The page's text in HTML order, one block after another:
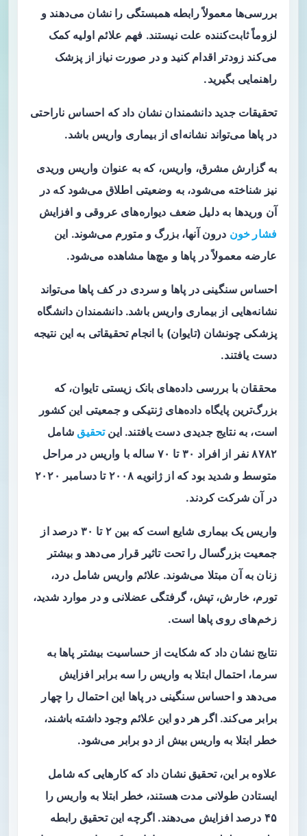
بررسی‌ها معمولاً رابطه همبستگی را نشان می‌دهند و
لزوماً ثابت‌کننده علت نیستند. فهم علائم اولیه کمک
می‌کند زودتر اقدام کنید و در صورت نیاز از پزشک
راهنمایی بگیرید.
تحقیقات جدید دانشمندان نشان داد که احساس ناراحتی
در پاها می‌تواند نشانه‌ای از بیماری واریس باشد.
به گزارش مشرق، واریس، که به عنوان واریس وریدی
نیز شناخته می‌شود، به وضعیتی اطلاق می‌شود که در
آن وریدها به دلیل ضعف دیواره‌های عروقی و افزایش
فشار خون درون آنها، بزرگ و متورم می‌شوند. این
عارضه معمولاً در پاها و مچ‌ها مشاهده می‌شود.
احساس سنگینی در پاها و سردی در کف پاها می‌تواند
نشانه‌هایی از بیماری واریس باشد. دانشمندان دانشگاه
پزشکی چونشان (تایوان) با انجام تحقیقاتی به این نتیجه
دست یافتند.
محققان با بررسی داده‌های بانک زیستی تایوان، که
بزرگ‌ترین پایگاه داده‌های ژنتیکی و جمعیتی این کشور
است، به نتایج جدیدی دست یافتند. اینتحقیق شامل
۸۷۸۲ نفر از افراد ۳۰ تا ۷۰ ساله با واریس در مراحل
متوسط و شدید بود که از ژانویه ۲۰۰۸ تا دسامبر ۲۰۲۰
در آن شرکت کردند.
واریس یک بیماری شایع است که بین ۲ تا ۳۰ درصد از
جمعیت بزرگسال را تحت تاثیر قرار می‌دهد و بیشتر
زنان به آن مبتلا می‌شوند. علائم واریس شامل درد،
تورم، خارش، تپش، گرفتگی عضلانی و در موارد شدید،
زخم‌های روی پاها است.
نتایج نشان داد که شکایت از حساسیت بیشتر پاها به
سرما، احتمال ابتلا به واریس را سه برابر افزایش
می‌دهد و احساس سنگینی در پاها این احتمال را چهار
برابر می‌کند. اگر هر دو این علائم وجود داشته باشند،
خطر ابتلا به واریس بیش از دو برابر می‌شود.
علاوه بر این، تحقیق نشان داد که کارهایی که شامل
ایستادن طولانی مدت هستند، خطر ابتلا به واریس را
۴۵ درصد افزایش می‌دهند. اگرچه این تحقیق رابطه